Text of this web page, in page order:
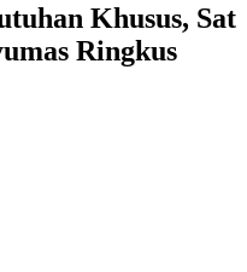
Khusus, Sat
Ringkus